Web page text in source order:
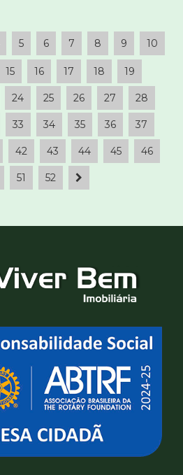
5 6 7 8 9 10
15 16 17 18 19
24 25 26 27 28
33 34 35 36 37
42 43 44 45 46
51 52